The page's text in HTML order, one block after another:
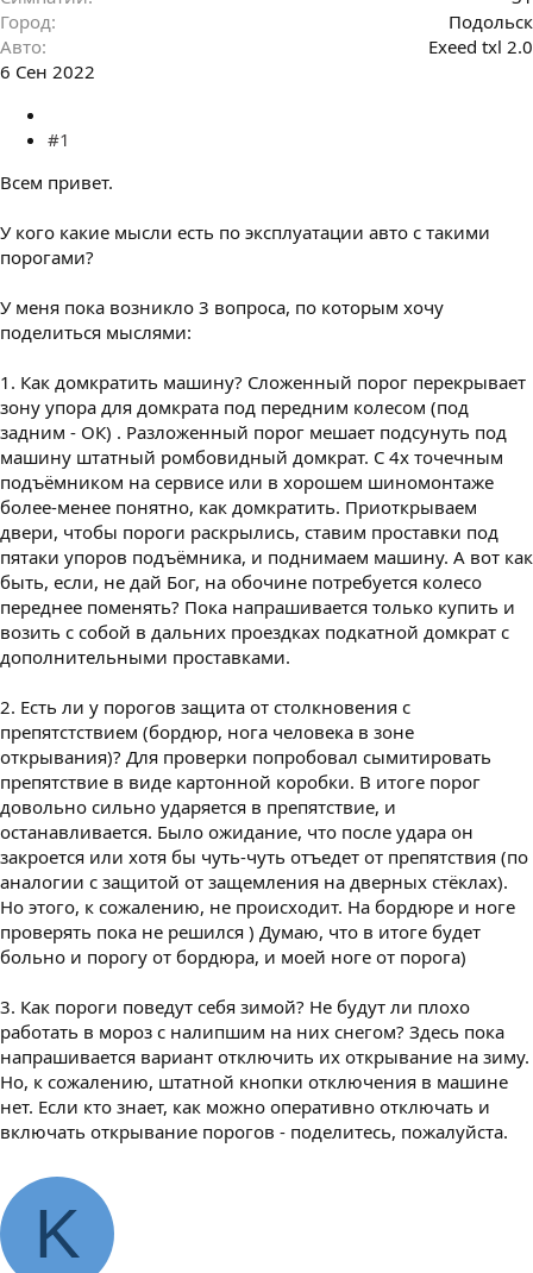
Город
Подольск
Авто
Exeed txl 2.0
6 Сен 2022
#1
Всем привет.
У кого какие мысли есть по эксплуатации авто с такими
порогами?
У меня пока возникло 3 вопроса, по которым хочу
поделиться мыслями:
1. Как домкратить машину? Сложенный порог перекрывает
зону упора для домкрата под передним колесом (под
задним - ОК) . Разложенный порог мешает подсунуть под
машину штатный ромбовидный домкрат. С 4х точечным
подъёмником на сервисе или в хорошем шиномонтаже
более-менее понятно, как домкратить. Приоткрываем
двери, чтобы пороги раскрылись, ставим проставки под
пятаки упоров подъёмника, и поднимаем машину. А вот как
быть, если, не дай Бог, на обочине потребуется колесо
переднее поменять? Пока напрашивается только купить и
возить с собой в дальних проездках подкатной домкрат с
дополнительными проставками.
2. Есть ли у порогов защита от столкновения с
препятстствием (бордюр, нога человека в зоне
открывания)? Для проверки попробовал сымитировать
препятствие в виде картонной коробки. В итоге порог
довольно сильно ударяется в препятствие, и
останавливается. Было ожидание, что после удара он
закроется или хотя бы чуть-чуть отъедет от препятствия (по
аналогии с защитой от защемления на дверных стёклах).
Но этого, к сожалению, не происходит. На бордюре и ноге
проверять пока не решился ) Думаю, что в итоге будет
больно и порогу от бордюра, и моей ноге от порога)
3. Как пороги поведут себя зимой? Не будут ли плохо
работать в мороз с налипшим на них снегом? Здесь пока
напрашивается вариант отключить их открывание на зиму.
Но, к сожалению, штатной кнопки отключения в машине
нет. Если кто знает, как можно оперативно отключать и
включать открывание порогов - поделитесь, пожалуйста.
K